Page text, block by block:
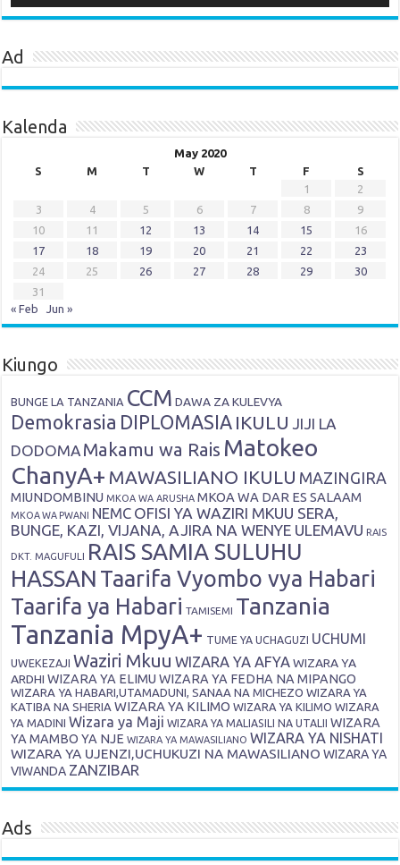
Ad
Kalenda
May 2020
S
M T W T F
S
1
2
3
4 5 6 7 8
9
10
11 12 13 14 15
16
17
18 19 20 21 22
23
24
25 26 27 28 29
30
31
« Feb
Jun »
Kiungo
BUNGE LA TANZANIA CCM DAWA ZA KULEVYA
Demokrasia DIPLOMASIA IKULU JIJI LA
DODOMA Makamu wa Rais Matokeo
ChanyA+ MAWASILIANO IKULU MAZINGIRA
MIUNDOMBINU MKOA WA ARUSHA MKOA WA DAR ES SALAAM
MKOA WA PWANI NEMC OFISI YA WAZIRI MKUU SERA,
BUNGE, KAZI, VIJANA, AJIRA NA WENYE ULEMAVU RAIS
DKT. MAGUFULI
RAIS SAMIA SULUHU
HASSAN Taarifa Vyombo vya Habari
Taarifa ya Habari TAMISEMI Tanzania
Tanzania MpyA+ TUME YA UCHAGUZI UCHUMI
UWEKEZAJI Waziri Mkuu WIZARA YA AFYA WIZARA YA
ARDHI WIZARA YA ELIMU WIZARA YA FEDHA NA MIPANGO
WIZARA YA HABARI,UTAMADUNI, SANAA NA MICHEZO WIZARA YA
KATIBA NA SHERIA WIZARA YA KILIMO WIZARA YA KILIMO WIZARA
YA MADINI Wizara ya Maji WIZARA YA MALIASILI NA UTALII
WIZARA
YA MAMBO YA NJE WIZARA YA MAWASILIANO WIZARA YA NISHATI
WIZARA YA UJENZI,UCHUKUZI NA MAWASILIANO WIZARA YA
VIWANDA ZANZIBAR
Ads